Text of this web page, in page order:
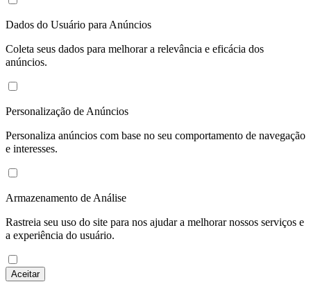
Dados do Usuário para Anúncios
Coleta seus dados para melhorar a relevância e eficácia dos
anúncios.
Personalização de Anúncios
Personaliza anúncios com base no seu comportamento de navegação
e interesses.
Armazenamento de Análise
Rastreia seu uso do site para nos ajudar a melhorar nossos serviços e
a experiência do usuário.
Aceitar